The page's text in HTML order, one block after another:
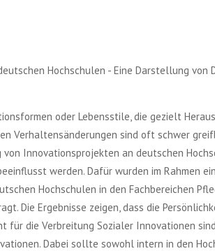
Hochschulen - Eine Darstellung von
oder Lebensstile, die gezielt
Verhaltensänderungen sind oft schwer
Innovationsprojekten an deutschen
werden. Dafür wurden im Rahmen
Hochschulen in den Fachbereichen
Die Ergebnisse zeigen, dass die
für die Verbreitung Sozialer Innovationen
Dabei sollte sowohl intern in den